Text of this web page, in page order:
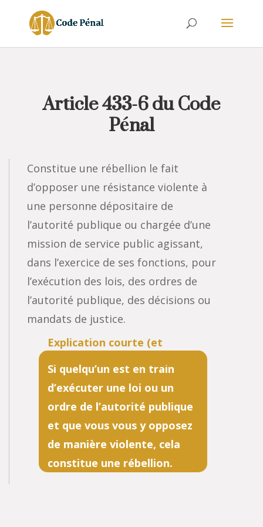
Article 433-6 du Code
Pénal
Constitue une rébellion le fait
d’opposer une résistance violente à
une personne dépositaire de
l’autorité publique ou chargée d’une
mission de service public agissant,
dans l’exercice de ses fonctions, pour
l’exécution des lois, des ordres de
l’autorité publique, des décisions ou
mandats de justice.
Si quelqu’un est en train
d’exécuter une loi ou un
ordre de l’autorité publique
et que vous vous y opposez
de manière violente, cela
constitue une rébellion.